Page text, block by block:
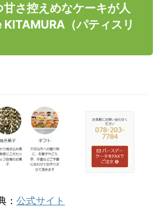
さ控えめなケーキが人
（パティスリ
： 公式サイト